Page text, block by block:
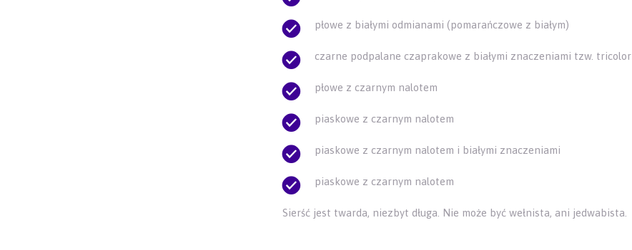
płowe z białymi odmianami (pomarańczowe z białym)
czarne podpalane czaprakowe z białymi znaczeniami tzw. tricolor
płowe z czarnym nalotem
piaskowe z czarnym nalotem
piaskowe z czarnym nalotem i białymi znaczeniami
piaskowe z czarnym nalotem
Sierść jest twarda, niezbyt długa. Nie może być wełnista, ani jedwabista.